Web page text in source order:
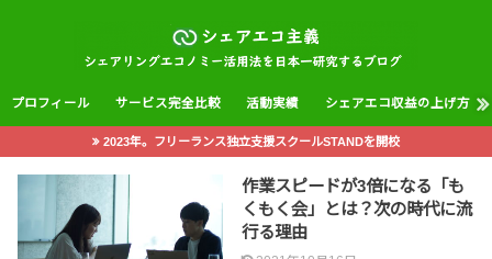
プロフィール サービス完全比較 活動実績 シェアエコ収益の上げ方
2023年。フリーランス独立支援スクールSTANDを開校
作業スピードが3倍になる「も
くもく会」とは？次の時代に流
行る理由